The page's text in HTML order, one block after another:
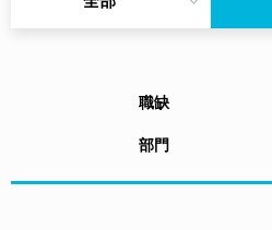
職缺
部門